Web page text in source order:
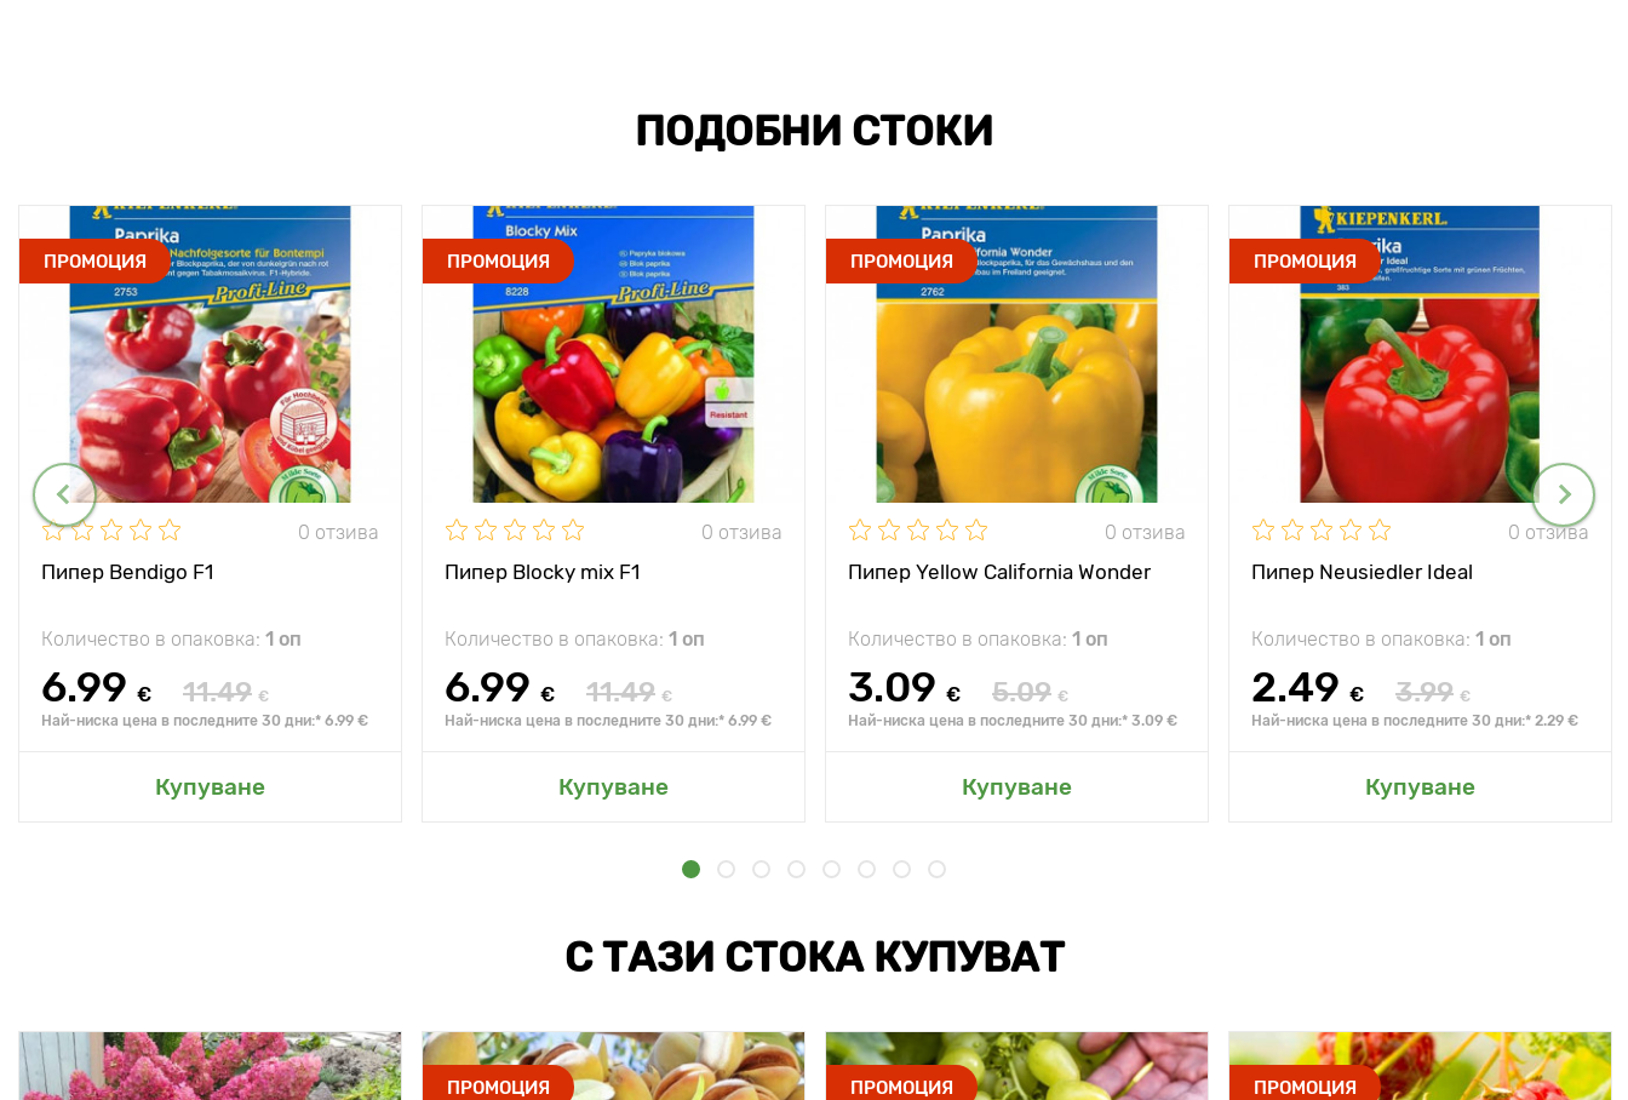
ПОДОБНИ СТОКИ
ПРОМОЦИЯ
0 отзива
Пипер Bendigo F1
Количество в опаковка: 1 оп
6.99 € 11.49 €
Най-ниска цена в последните 30 дни:* 6.99 €
Купуване
ПРОМОЦИЯ
0 отзива
Пипер Blocky mix F1
Количество в опаковка: 1 оп
6.99 € 11.49 €
Най-ниска цена в последните 30 дни:* 6.99 €
Купуване
ПРОМОЦИЯ
0 отзива
Пипер Yellow California Wonder
Количество в опаковка: 1 оп
3.09 € 5.09 €
Най-ниска цена в последните 30 дни:* 3.09 €
Купуване
ПРОМОЦИЯ
0 отзива
Пипер Neusiedler Ideal
Количество в опаковка: 1 оп
2.49 € 3.99 €
Най-ниска цена в последните 30 дни:* 2.29 €
Купуване
С ТАЗИ СТОКА КУПУВАТ
ПРОМОЦИЯ ПРОМОЦИЯ ПРОМОЦИЯ